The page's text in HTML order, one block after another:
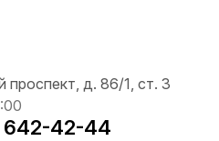
проспект, д. 86/1, ст. 3
642-42-44